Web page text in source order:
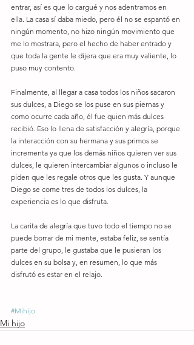
entrar, así es que lo cargué y nos adentramos en
ella. La casa sí daba miedo, pero él no se espantó en
ningún momento, no hizo ningún movimiento que
me lo mostrara, pero el hecho de haber entrado y
que toda la gente le dijera que era muy valiente, lo
puso muy contento.
Finalmente, al llegar a casa todos los niños sacaron
sus dulces, a Diego se los puse en sus piernas y
como ocurre cada año, él fue quien más dulces
recibió. Eso lo llena de satisfacción y alegría, porque
la interacción con su hermana y sus primos se
incrementa ya que los demás niños quieren ver sus
dulces, le quieren intercambiar algunos o incluso le
piden que les regale otros que les gusta. Y aunque
Diego se come tres de todos los dulces, la
experiencia es lo que disfruta.
La carita de alegría que tuvo todo el tiempo no se
puede borrar de mi mente, estaba feliz, se sentía
parte del grupo, le gustaba que le pusieran los
dulces en su bolsa y, en resumen, lo que más
disfrutó es estar en el relajo.
#Mihijo
Mi hijo